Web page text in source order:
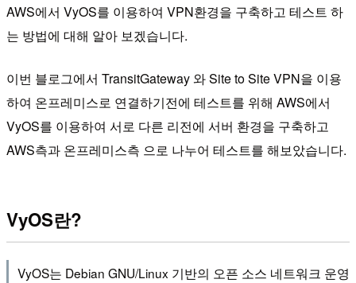
AWS에서 VyOS를 이용하여 VPN환경을 구축하고 테스트 하
는 방법에 대해 알아 보겠습니다.
이번 블로그에서 TransitGateway 와 Site to Site VPN을 이용
하여 온프레미스로 연결하기전에 테스트를 위해 AWS에서
VyOS를 이용하여 서로 다른 리전에 서버 환경을 구축하고
AWS측과 온프레미스측 으로 나누어 테스트를 해보았습니다.
VyOS란?
VyOS는 Debian GNU/Linux 기반의 오픈 소스 네트워크 운영